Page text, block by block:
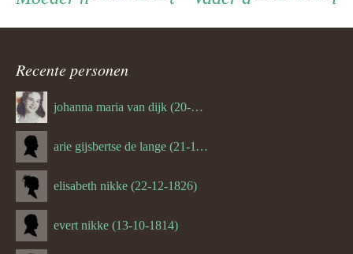
ouder
navigatie
Recente personen
johanna maria van dijk (20-07-1939)
arie gijsbertse de lange (21-11-1675)
elisabeth nikke (22-12-1826)
evert nikke (13-10-1814)